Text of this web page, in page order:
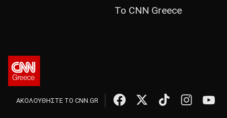
Το CNN Greece
ΑΚΟΛΟΥΘΗΣΤΕ ΤΟ CNN.GR